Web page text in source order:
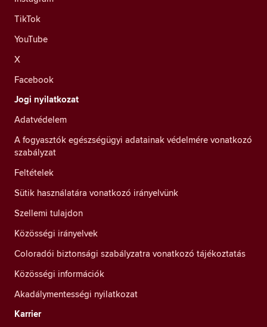
TikTok
YouTube
X
Facebook
Jogi nyilatkozat
Adatvédelem
A fogyasztók egészségügyi adatainak védelmére vonatkozó
szabályzat
Feltételek
Sütik használatára vonatkozó irányelvünk
Szellemi tulajdon
Közösségi irányelvek
Coloradói biztonsági szabályzatra vonatkozó tájékoztatás
Közösségi információk
Akadálymentességi nyilatkozat
Karrier